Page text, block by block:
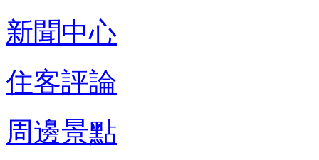
新聞中心
住客評論
周邊景點